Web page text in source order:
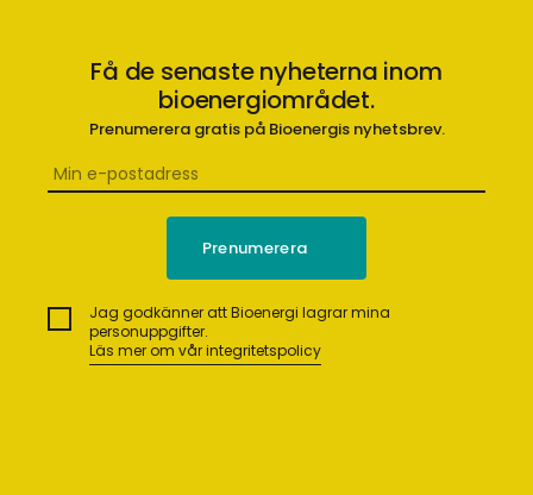
Få de senaste nyheterna inom
bioenergiområdet.
Prenumerera gratis på Bioenergis nyhetsbrev.
Jag godkänner att Bioenergi lagrar mina
personuppgifter.
Läs mer om vår integritetspolicy